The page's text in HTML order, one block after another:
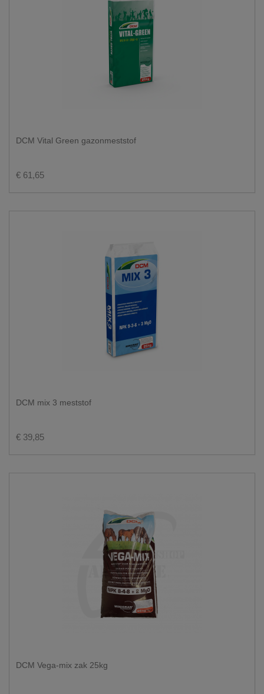
DCM Vital Green gazonmeststof
€ 61,65
DCM mix 3 meststof
€ 39,85
DCM Vega-mix zak 25kg